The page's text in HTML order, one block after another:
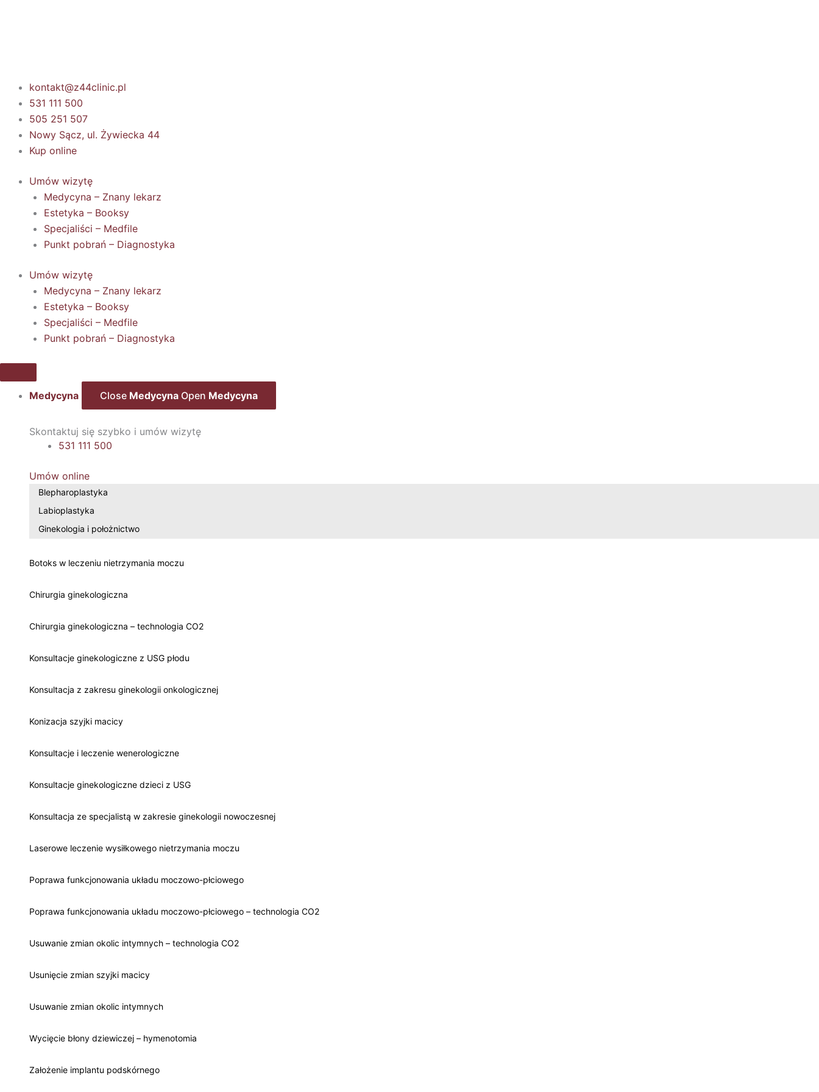
kontakt@z44clinic.pl
531 111 500
505 251 507
Nowy Sącz, ul. Żywiecka 44
Kup online
Umów wizytę
Medycyna – Znany lekarz
Estetyka – Booksy
Specjaliści – Medfile
Punkt pobrań – Diagnostyka
Umów wizytę
Medycyna – Znany lekarz
Estetyka – Booksy
Specjaliści – Medfile
Punkt pobrań – Diagnostyka
Medycyna Close Medycyna Open Medycyna
Skontaktuj się szybko i umów wizytę
531 111 500
Umów online
Blepharoplastyka
Labioplastyka
Ginekologia i położnictwo
Botoks w leczeniu nietrzymania moczu
Chirurgia ginekologiczna
Chirurgia ginekologiczna – technologia CO2
Konsultacje ginekologiczne z USG płodu
Konsultacja z zakresu ginekologii onkologicznej
Konizacja szyjki macicy
Konsultacje i leczenie wenerologiczne
Konsultacje ginekologiczne dzieci z USG
Konsultacja ze specjalistą w zakresie ginekologii nowoczesnej
Laserowe leczenie wysiłkowego nietrzymania moczu
Poprawa funkcjonowania układu moczowo-płciowego
Poprawa funkcjonowania układu moczowo-płciowego – technologia CO2
Usuwanie zmian okolic intymnych – technologia CO2
Usunięcie zmian szyjki macicy
Usuwanie zmian okolic intymnych
Wycięcie błony dziewiczej – hymenotomia
Założenie implantu podskórnego